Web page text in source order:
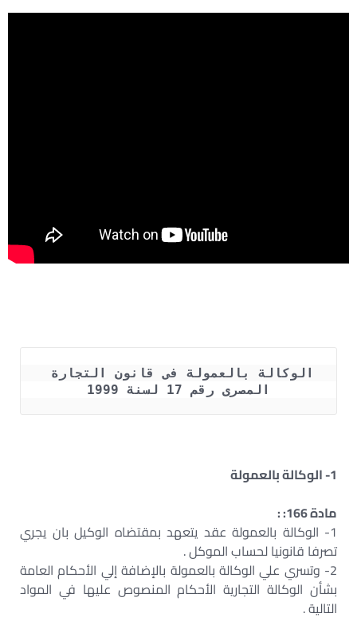
المصرى رقم 17 لسنة 1999
1- الوكالة بالعمولة
مادة 166: :
1- الوكالة بالعمولة عقد يتعهد بمقتضاه الوكيل بان يجري
تصرفا قانونيا لحساب الموكل .
2- وتسري علي الوكالة بالعمولة بالإضافة إلي الأحكام العامة
بشأن الوكالة التجارية الأحكام المنصوص عليها في المواد
التالية .